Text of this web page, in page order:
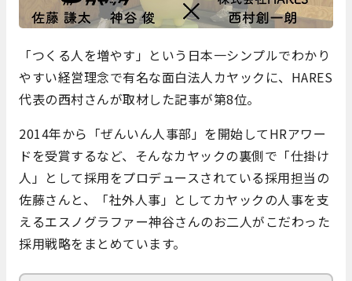
「つくる人を増やす」という日本一シンプルでわかり
やすい経営理念で有名な面白法人カヤックに、HARES
代表の西村さんが取材した記事が第8位。
2014年から「ぜんいん人事部」を開始してHRアワー
ドを受賞するなど、そんなカヤックの裏側で「仕掛け
人」として採用をプロデュースされている採用担当の
佐藤さんと、「社外人事」としてカヤックの人事を支
えるエスノグラファー神谷さんのお二人がこだわった
採用戦略をまとめています。